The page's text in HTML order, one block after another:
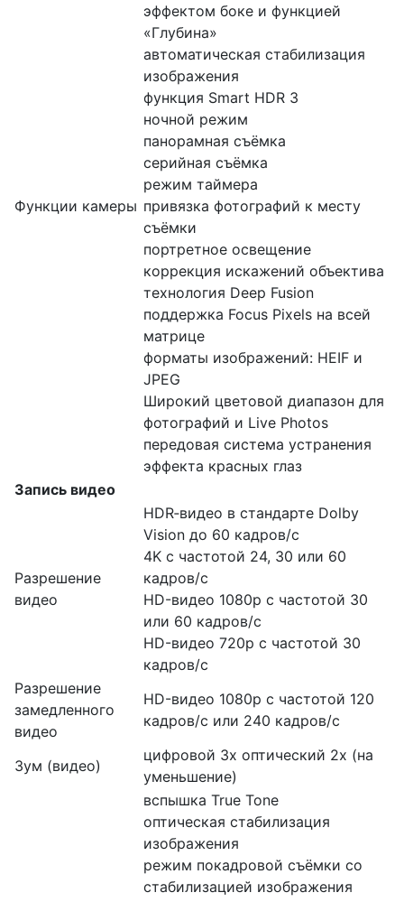
Функции камеры
эффектом боке и функцией
«Глубина»
автоматическая стабилизация
изображения
функция Smart HDR 3
ночной режим
панорамная съёмка
серийная съëмка
режим таймера
привязка фотографий к месту
съёмки
портретное освещение
коррекция искажений объектива
технология Deep Fusion
поддержка Focus Pixels на всей
матрице
форматы изображений: HEIF и
JPEG
Широкий цветовой диапазон для
фотографий и Live Photos
передовая система устранения
эффекта красных глаз
Запись видео
Разрешение
видео
HDR‑видео в стандарте Dolby
Vision до 60 кадров/ с
4K с частотой 24, 30 или 60
кадров/ с
HD-видео 1080p с частотой 30
или 60 кадров/ с
HD-видео 720p с частотой 30
кадров/ с
Разрешение
замедленного
видео
HD-видео 1080р c частотой 120
кадров/ с или 240 кадров/ с
Зум (видео)
цифровой 3х оптический 2x (на
уменьшение)
вспышка True Tone
оптическая стабилизация
изображения
режим покадровой съёмки со
стабилизацией изображения